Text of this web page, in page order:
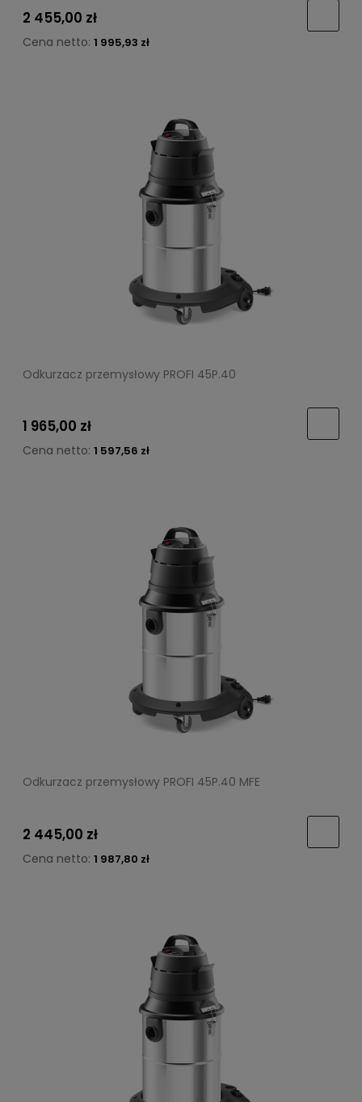
2 455,00 zł
Cena netto: 1 995,93 zł
Odkurzacz przemysłowy PROFI 45P.40
1 965,00 zł
Cena netto: 1 597,56 zł
Odkurzacz przemysłowy PROFI 45P.40 MFE
2 445,00 zł
Cena netto: 1 987,80 zł